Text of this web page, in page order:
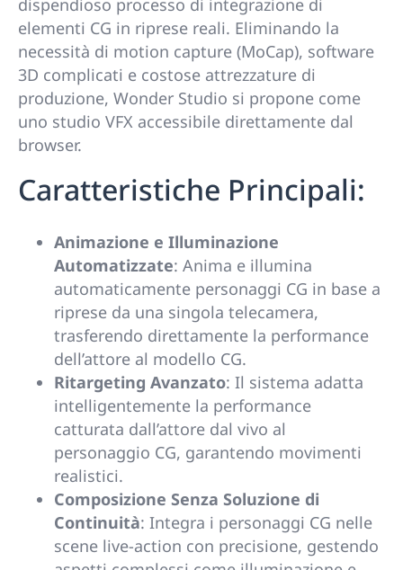
dispendioso processo di integrazione di
elementi CG in riprese reali. Eliminando la
necessità di motion capture (MoCap), software
3D complicati e costose attrezzature di
produzione, Wonder Studio si propone come
uno studio VFX accessibile direttamente dal
browser.
Caratteristiche Principali:
Animazione e Illuminazione
Automatizzate: Anima e illumina
automaticamente personaggi CG in base a
riprese da una singola telecamera,
trasferendo direttamente la performance
dell’attore al modello CG.
Ritargeting Avanzato: Il sistema adatta
intelligentemente la performance
catturata dall’attore dal vivo al
personaggio CG, garantendo movimenti
realistici.
Composizione Senza Soluzione di
Continuità: Integra i personaggi CG nelle
scene live-action con precisione, gestendo